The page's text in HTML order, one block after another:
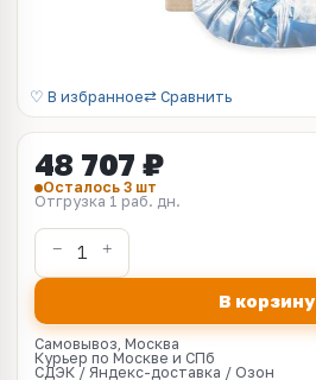
♡ В избранное⇄ Сравнить
48 707 ₽
Осталось 3 шт
Отгрузка 1 раб. дн.
В корзину
Самовывоз, Москва
Курьер по Москве и СПб
СДЭК / Яндекс-доставка / Озон